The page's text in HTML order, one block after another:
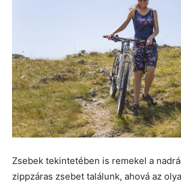
Zsebek tekintetében is remekel a
zippzáras zsebet találunk, ahová az